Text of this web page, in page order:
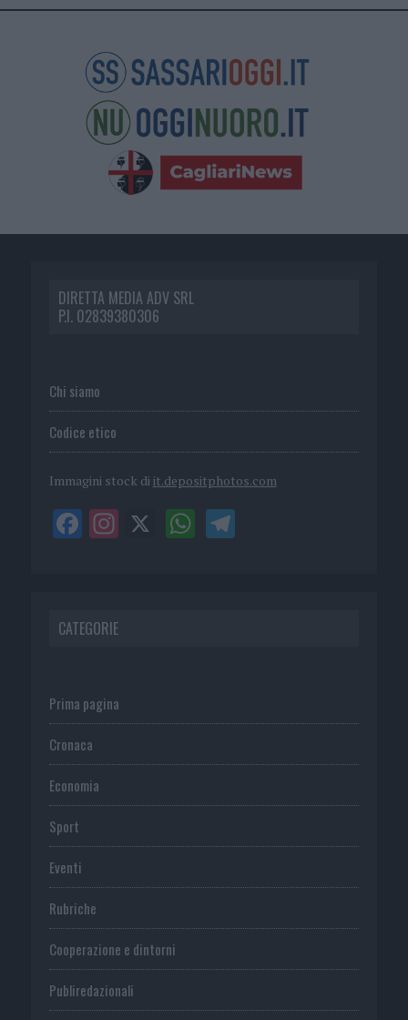
DIRETTA MEDIA ADV SRL
P.I. 02839380306
Chi siamo
Codice etico
Immagini stock di it.depositphotos.com
CATEGORIE
Prima pagina
Cronaca
Economia
Sport
Eventi
Rubriche
Cooperazione e dintorni
Publiredazionali